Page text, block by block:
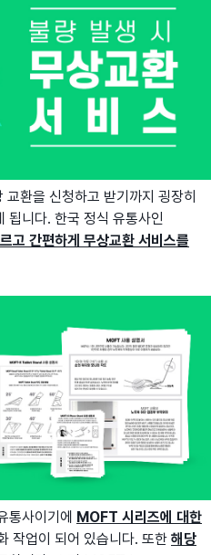
환을 신청하고 받기까지 굉장히
됩니다. 한국 정식 유통사인
고 간편하게 무상교환 서비스를
통사이기에
MOFT 시리즈에 대한
작업이 되어 있습니다. 또한 해당